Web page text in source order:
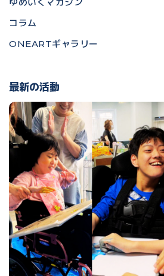
コラム
ONEARTギャラリー
最新の活動